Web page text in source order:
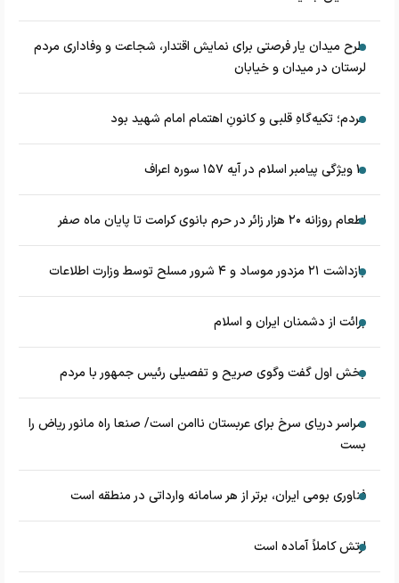
طرح میدان یار فرصتی برای نمایش اقتدار، شجاعت و وفاداری مردم
لرستان در میدان و خیابان
مردم؛ تکیه‌گاهِ قلبی و کانونِ اهتمام امام شهید بود
۱۰ ویژگی پیامبر اسلام در آیه ۱۵۷ سوره اعراف
اطعام روزانه ۲۰ هزار زائر در حرم بانوی کرامت تا پایان ماه صفر
بازداشت ۲۱ مزدور موساد و ۴ شرور مسلح توسط وزارت اطلاعات
برائت از دشمنان ایران و اسلام
بخش اول گفت وگوی صریح و تفصیلی رئیس جمهور با مردم
سراسر دریای سرخ برای عربستان ناامن است/ صنعا راه مانور ریاض را
بست
فناوری بومی ایران، برتر از هر سامانه وارداتی در منطقه است
ارتش کاملاً آماده است